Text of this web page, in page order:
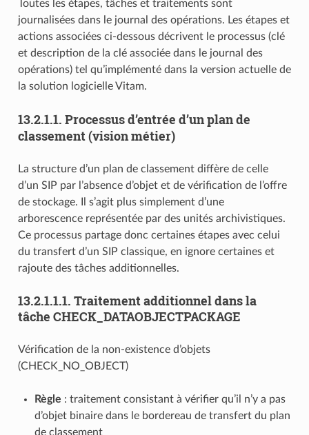
Toutes les étapes, tâches et traitements sont
journalisées dans le journal des opérations. Les étapes et
actions associées ci-dessous décrivent le processus (clé
et description de la clé associée dans le journal des
opérations) tel qu’implémenté dans la version actuelle de
la solution logicielle Vitam.
13.2.1.1. Processus d’entrée d’un plan de
classement (vision métier)
La structure d’un plan de classement diffère de celle
d’un SIP par l’absence d’objet et de vérification de l’offre
de stockage. Il s’agit plus simplement d’une
arborescence représentée par des unités archivistiques.
Ce processus partage donc certaines étapes avec celui
du transfert d’un SIP classique, en ignore certaines et
rajoute des tâches additionnelles.
13.2.1.1.1. Traitement additionnel dans la
tâche CHECK_DATAOBJECTPACKAGE
Vérification de la non-existence d’objets
(CHECK_NO_OBJECT)
Règle : traitement consistant à vérifier qu’il n’y a pas
d’objet binaire dans le bordereau de transfert du plan
de classement